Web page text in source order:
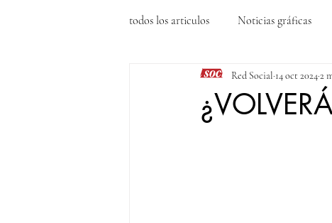
todos los articulos Noticias gráficas
Red Social 14 oct 20242